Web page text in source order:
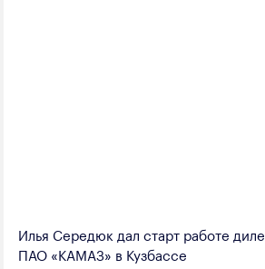
Илья Середюк дал старт работе
ПАО «КАМАЗ» в Кузбассе